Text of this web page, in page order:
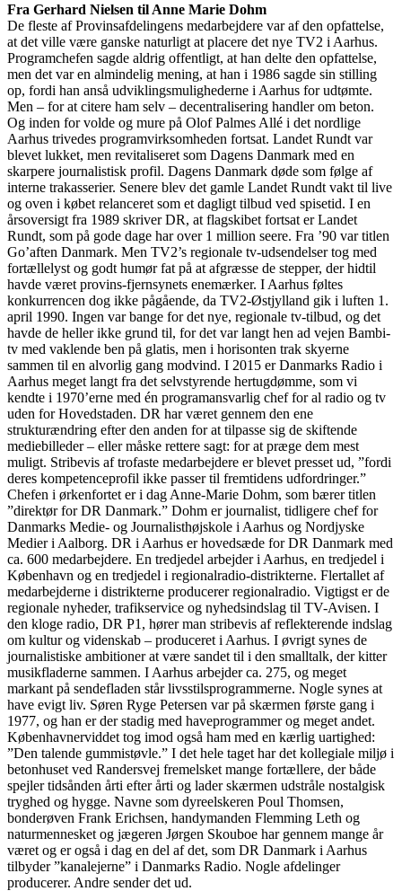
Fra Gerhard Nielsen til Anne Marie Dohm
De fleste af Provinsafdelingens medarbejdere var af den opfattelse,
at det ville være ganske naturligt at placere det nye TV2 i Aarhus.
Programchefen sagde aldrig offentligt, at han delte den opfattelse,
men det var en almindelig mening, at han i 1986 sagde sin stilling
op, fordi han anså udviklingsmulighederne i Aarhus for udtømte.
Men – for at citere ham selv – decentralisering handler om beton.
Og inden for volde og mure på Olof Palmes Allé i det nordlige
Aarhus trivedes programvirksomheden fortsat. Landet Rundt var
blevet lukket, men revitaliseret som Dagens Danmark med en
skarpere journalistisk profil. Dagens Danmark døde som følge af
interne trakasserier. Senere blev det gamle Landet Rundt vakt til live
og oven i købet relanceret som et dagligt tilbud ved spisetid. I en
årsoversigt fra 1989 skriver DR, at flagskibet fortsat er Landet
Rundt, som på gode dage har over 1 million seere. Fra ’90 var titlen
Go’aften Danmark. Men TV2’s regionale tv-udsendelser tog med
fortællelyst og godt humør fat på at afgræsse de stepper, der hidtil
havde været provins-fjernsynets enemærker. I Aarhus føltes
konkurrencen dog ikke pågående, da TV2-Østjylland gik i luften 1.
april 1990. Ingen var bange for det nye, regionale tv-tilbud, og det
havde de heller ikke grund til, for det var langt hen ad vejen Bambi-
tv med vaklende ben på glatis, men i horisonten trak skyerne
sammen til en alvorlig gang modvind. I 2015 er Danmarks Radio i
Aarhus meget langt fra det selvstyrende hertugdømme, som vi
kendte i 1970’erne med én programansvarlig chef for al radio og tv
uden for Hovedstaden. DR har været gennem den ene
strukturændring efter den anden for at tilpasse sig de skiftende
mediebilleder – eller måske rettere sagt: for at præge dem mest
muligt. Stribevis af trofaste medarbejdere er blevet presset ud, ”fordi
deres kompetenceprofil ikke passer til fremtidens udfordringer.”
Chefen i ørkenfortet er i dag Anne-Marie Dohm, som bærer titlen
”direktør for DR Danmark.” Dohm er journalist, tidligere chef for
Danmarks Medie- og Journalisthøjskole i Aarhus og Nordjyske
Medier i Aalborg. DR i Aarhus er hovedsæde for DR Danmark med
ca. 600 medarbejdere. En tredjedel arbejder i Aarhus, en tredjedel i
København og en tredjedel i regionalradio-distrikterne. Flertallet af
medarbejderne i distrikterne producerer regionalradio. Vigtigst er de
regionale nyheder, trafikservice og nyhedsindslag til TV-Avisen. I
den kloge radio, DR P1, hører man stribevis af reflekterende indslag
om kultur og videnskab – produceret i Aarhus. I øvrigt synes de
journalistiske ambitioner at være sandet til i den smalltalk, der kitter
musikfladerne sammen. I Aarhus arbejder ca. 275, og meget
markant på sendefladen står livsstilsprogrammerne. Nogle synes at
have evigt liv. Søren Ryge Petersen var på skærmen første gang i
1977, og han er der stadig med haveprogrammer og meget andet.
Københavnerviddet tog imod også ham med en kærlig uartighed:
”Den talende gummistøvle.” I det hele taget har det kollegiale miljø i
betonhuset ved Randersvej fremelsket mange fortællere, der både
spejler tidsånden årti efter årti og lader skærmen udstråle nostalgisk
tryghed og hygge. Navne som dyreelskeren Poul Thomsen,
bonderøven Frank Erichsen, handymanden Flemming Leth og
naturmennesket og jægeren Jørgen Skouboe har gennem mange år
været og er også i dag en del af det, som DR Danmark i Aarhus
tilbyder ”kanalejerne” i Danmarks Radio. Nogle afdelinger
producerer. Andre sender det ud.